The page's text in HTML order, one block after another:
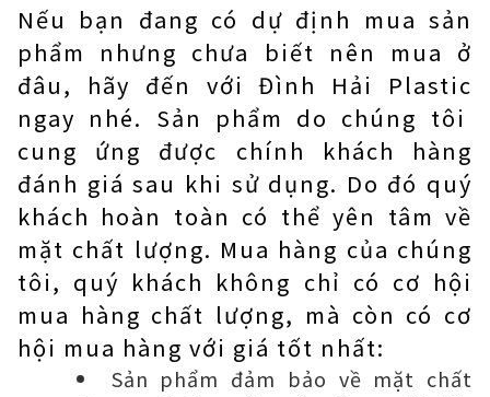
Nếu bạn đang có dự định mua sản
phẩm nhưng chưa biết nên mua ở
đâu, hãy đến vớiĐình Hải Plastic
ngay nhé. Sản phẩm do chúng tôi
cung ứng được chính khách hàng
đánh giá sau khi sử dụng. Do đó quý
khách hoàn toàn có thể yên tâm về
mặt chất lượng. Mua hàng của chúng
tôi, quý khách không chỉ có cơ hội
mua hàng chất lượng, mà còn có cơ
hội mua hàng với giá tốt nhất:
Sản phẩm đảm bảo về mặt chất